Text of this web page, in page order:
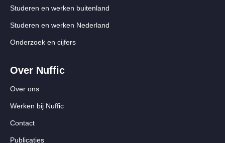
Studeren en werken buitenland
Studeren en werken Nederland
Onderzoek en cijfers
Over Nuffic
Over ons
Werken bij Nuffic
Contact
Publicaties